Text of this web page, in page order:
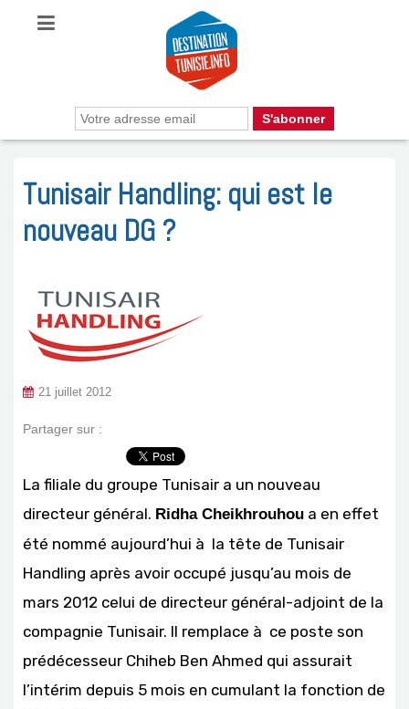
Tunisair Handling: qui est le
nouveau DG ?
21 juillet 2012
Partager sur :
La filiale du groupe Tunisair a un nouveau
directeur général. Ridha Cheikhrouhou a en effet
été nommé aujourd’hui à la tête de Tunisair
Handling après avoir occupé jusqu’au mois de
mars 2012 celui de directeur général-adjoint de la
compagnie Tunisair. Il remplace à ce poste son
prédécesseur Chiheb Ben Ahmed qui assurait
l’intérim depuis 5 mois en cumulant la fonction de